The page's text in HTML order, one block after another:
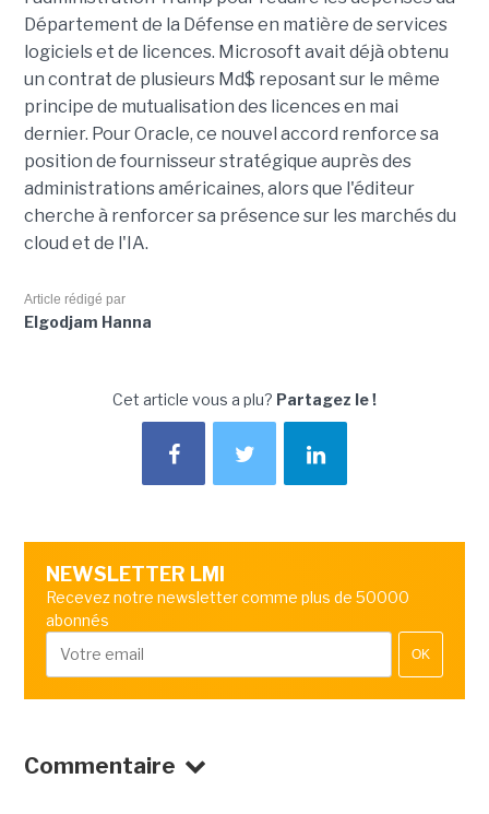
Département de la Défense en matière de services
logiciels et de licences. Microsoft avait déjà obtenu
un contrat de plusieurs Md$ reposant sur le même
principe de mutualisation des licences en mai
dernier. Pour Oracle, ce nouvel accord renforce sa
position de fournisseur stratégique auprès des
administrations américaines, alors que l'éditeur
cherche à renforcer sa présence sur les marchés du
cloud et de l'IA.
Article rédigé par
Elgodjam Hanna
Cet article vous a plu? Partagez le !
NEWSLETTER LMI
Recevez notre newsletter comme plus de 50000
abonnés
OK
Commentaire